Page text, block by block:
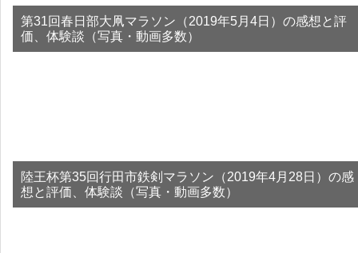
第31回春日部大凧マラソン（2019年5月4日）の感想と評
価、体験談（写真・動画多数）
陸王杯第35回行田市鉄剣マラソン（2019年4月28日）の感
想と評価、体験談（写真・動画多数）